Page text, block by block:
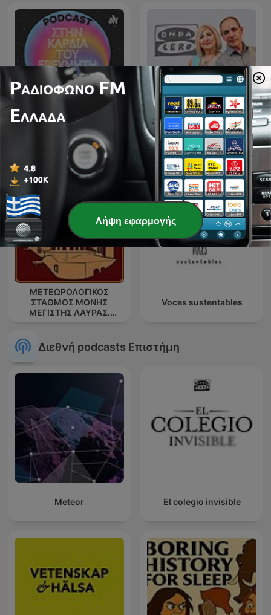
Στην Καρδιά του Ερευνητή La Rosa de los Vientos
ΜΕΤΕΩΡΟΛΟΓΙΚΟΣ
ΣΤΑΘΜΟΣ ΜΟΝΗΣ
ΜΕΓΙΣΤΗΣ ΛΑΥΡΑΣ.
Voces sustentables
Διεθνή podcasts Επιστήμη
Meteor El colegio invisible
Λήψη εφαρμογής